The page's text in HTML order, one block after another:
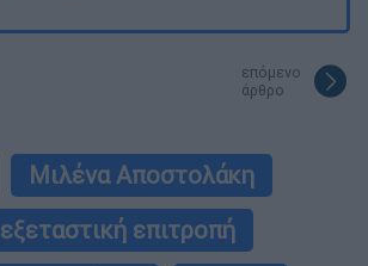
επόμενο
άρθρο
Μιλένα Αποστολάκη
εξεταστική επιτροπή